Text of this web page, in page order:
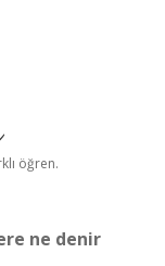
öğren.
ne denir